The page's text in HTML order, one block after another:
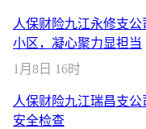
人保财险九江永修支
小区，凝心聚力显担当
1月8日 16时
人保财险九江瑞昌支
安全检查